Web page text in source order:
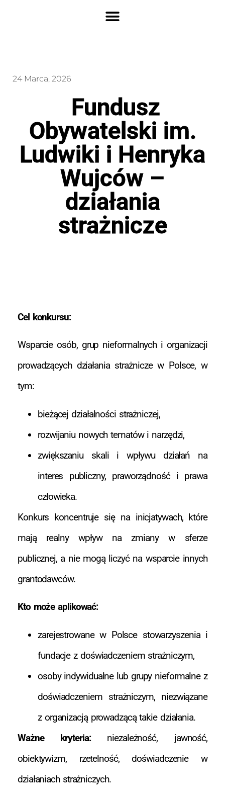
24 Marca, 2026
Fundusz
Obywatelski im.
Ludwiki i Henryka
Wujców –
działania
strażnicze
Cel konkursu:
Wsparcie osób, grup nieformalnych i organizacji
prowadzących działania strażnicze w Polsce, w
tym:
bieżącej działalności strażniczej,
rozwijaniu nowych tematów i narzędzi,
zwiększaniu skali i wpływu działań na
interes publiczny, praworządność i prawa
człowieka.
Konkurs koncentruje się na inicjatywach, które
mają realny wpływ na zmiany w sferze
publicznej, a nie mogą liczyć na wsparcie innych
grantodawców.
Kto może aplikować:
zarejestrowane w Polsce stowarzyszenia i
fundacje z doświadczeniem strażniczym,
osoby indywidualne lub grupy nieformalne z
doświadczeniem strażniczym, niezwiązane
z organizacją prowadzącą takie działania.
Ważne kryteria:niezależność, jawność,
obiektywizm, rzetelność, doświadczenie w
działaniach strażniczych.